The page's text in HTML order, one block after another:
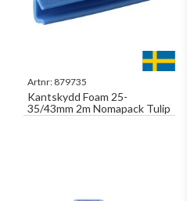
Artnr: 879735
Kantskydd Foam 25-
35/43mm 2m Nomapack Tulip